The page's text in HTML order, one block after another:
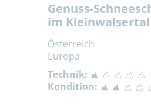
Genuss-
im Kleinwalsertal
Österreich
Europa
Technik:
Kondition: